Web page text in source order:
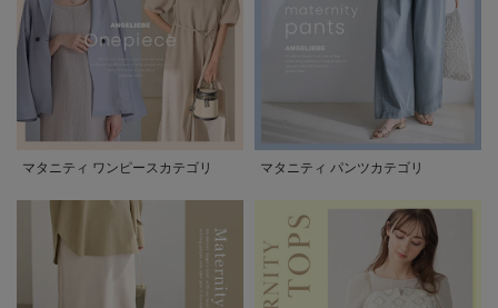
マタニティ ワンピースカテゴリ マタニティ パンツカテゴリ